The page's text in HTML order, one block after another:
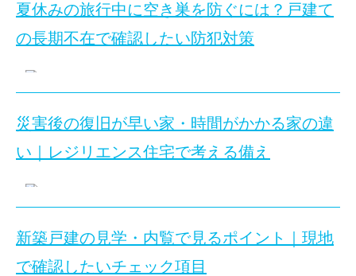
アクスタの転倒防止
推し活グッズの収納
安全な家具配置
推し活部屋の地震対策は、棚の固定、展示物の固定、避
この記事でわかること
地震に強い推し活部屋の間取りとレイアウト
夏休みの旅行中に空き巣を防ぐには？戸建て
の長期不在で確認したい防犯対策
旅行中の空き巣対策では、戸締まりだけでなく、長
夏休みの旅行中に空き巣を防ぐには
この記事では、旅行中の空き巣対策を「留守の見え方
災害後の復旧が早い家・時間がかかる家の違
い｜レジリエンス住宅で考える備え
この記事のポイント：災害後に復旧しやすい家は、
新築戸建の見学・内覧で見るポイント｜現地
で確認したいチェック項目